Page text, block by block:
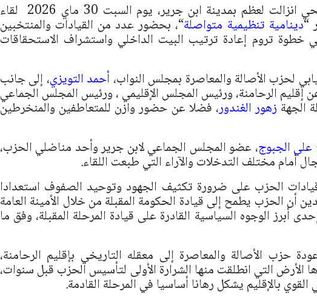
شهد مقر حزب الأصالة والمعاصرة بحي انزالت لعظم بمدينة ابن جرير، يوم السبت 30 ماي 2026 لقاء
“دينامية تنظيمية متواصلة“، بحضور عدد من القيادات والمنتخبين
خطوة تروم إعادة ترتيب البيت الداخلي واستشراف الاستحقاقات
لحزب الأصالة والمعاصرة بمجلس النواب، أحمد التويزي، إلى جانب
عن إقليم الرحامنة، ورئيس المجلس الإقليمي ، ورئيس المجلس الجماعي
الجهة زهور الغندور، فضلا عن حضور وازن للمتعاطفين والمنخرطين
علي الجبوج، عضو المجلس الجماعي لابن جرير وأحد مناضلي الحزب،
أمام مختلف التدخلات والآراء التي طبعت اللقاء.
الحزب على ضرورة تكثيف الجهود وتوحيد الصفوف استعدادا
أن الحزب يطمح إلى قيادة الحكومة المقبلة من خلال الأمينة العامة
أبرز الوجوه السياسية القادرة على قيادة المرحلة المقبلة، وفق ما
حزب الأصالة والمعاصرة إلى معقله التاريخي بإقليم الرحامنة،
الأرض التي انطلقت منها الشرارة الأولى لتأسيس الحزب قبل سنوات،
بالإقليم يشكل رهانا أساسيا في المرحلة القادمة.